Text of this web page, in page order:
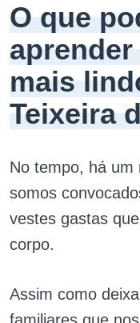
O que
mais
Teixeira
No tempo, há um
somos
vestes gastas
corpo.
Assim como